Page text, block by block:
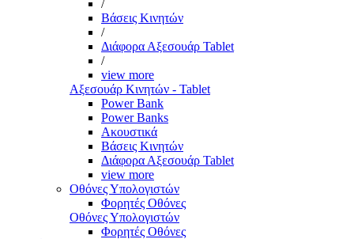
/
Βάσεις Κινητών
/
Διάφορα Αξεσουάρ Tablet
/
view more
Αξεσουάρ Κινητών - Tablet
Power Bank
Power Banks
Ακουστικά
Βάσεις Κινητών
Διάφορα Αξεσουάρ Tablet
view more
Οθόνες Υπολογιστών
Φορητές Οθόνες
Οθόνες Υπολογιστών
Φορητές Οθόνες